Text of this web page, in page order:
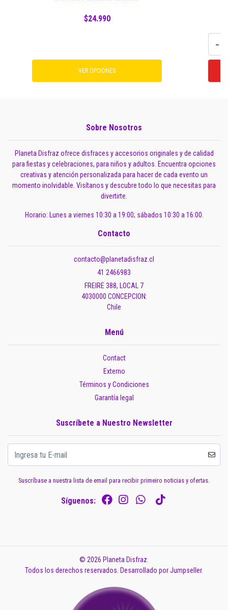
$24.990
VER OPCIONES
-
Sobre Nosotros
Planeta Disfraz ofrece disfraces y accesorios originales y de calidad
para fiestas y celebraciones, para niños y adultos. Encuentra opciones
creativas y atención personalizada para hacer de cada evento un
momento inolvidable. Visítanos y descubre todo lo que necesitas para
divertirte.
Horario: Lunes a viernes 10:30 a 19:00; sábados 10:30 a 16:00.
Contacto
contacto@planetadisfraz.cl
41 2466983
FREIRE 388, LOCAL 7
4030000 CONCEPCION:
Chile
Menú
Contact
Externo
Términos y Condiciones
Garantía legal
Suscríbete a Nuestro Newsletter
Suscríbase a nuestra lista de email para recibir primeiro noticias y ofertas.
Síguenos:
© 2026 Planeta Disfraz.
Todos los derechos reservados. Desarrollado por Jumpseller.